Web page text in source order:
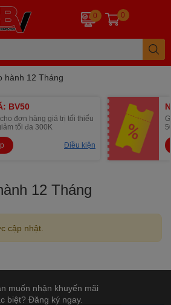
0 0
hành 12 Tháng
BV50
đơn hàng giá trị tối thiểu
tối đa 300K
Điều kiện
12 Tháng
cập nhật.
muốn nhận khuyến mãi
biệt? Đăng ký ngay.